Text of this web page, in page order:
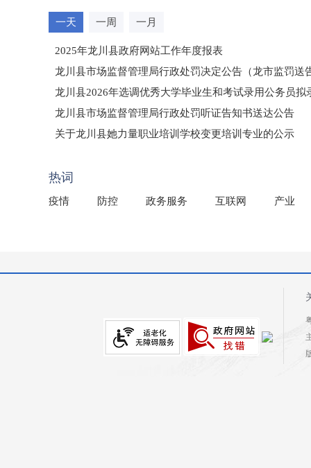
一天 一周 一月
2025年龙川县政府网站工作年度报表
龙川县市场监督管理局行政处罚决定公告（龙市监罚送
龙川县2026年选调优秀大学毕业生和考试录用公务员拟
龙川县市场监督管理局行政处罚听证告知书送达公告
（龙市监罚送告〔2026〕71号）
关于龙川县她力量职业培训学校变更培训专业的公示
热词
疫情 防控 政务服务 互联网 产业